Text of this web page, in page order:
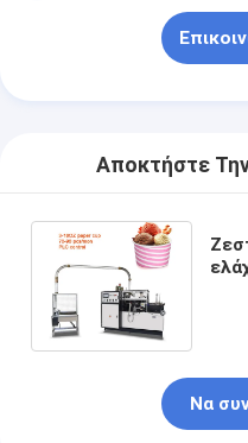
Αποκτήστε
Να